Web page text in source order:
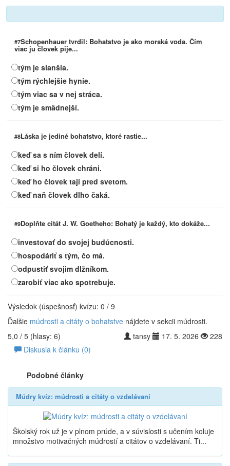
#7Schopenhauer tvrdil: Bohatstvo je ako morská voda. Čím
viac ju človek pije...
tým je slanšia.
tým rýchlejšie hynie.
tým viac sa v nej stráca.
tým je smädnejší.
#8Láska je jediné bohatstvo, ktoré rastie...
keď sa s ním človek delí.
keď si ho človek chráni.
keď ho človek tají pred svetom.
keď naň človek dlho čaká.
#9Doplňte citát J. W. Goetheho: Bohatý je každý, kto dokáže...
investovať do svojej budúcnosti.
hospodáriť s tým, čo má.
odpustiť svojim dlžníkom.
zarobiť viac ako spotrebuje.
Výsledok (úspešnosť) kvízu: 0 / 9
Ďalšie múdrosti a citáty o bohatstve nájdete v sekcii múdrosti.
tansy
17. 5. 2026 228
5,0 / 5 (hlasy: 6)
Diskusia k článku (0)
Podobné články
Múdry kvíz: múdrosti a citáty o vzdelávaní
Školský rok už je v plnom prúde, a v súvislosti s učením koluje
množstvo motivačných múdrostí a citátov o vzdelávaní. Ti...